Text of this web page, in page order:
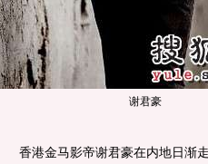
谢君豪
香港金马影帝谢君豪在内地日渐走